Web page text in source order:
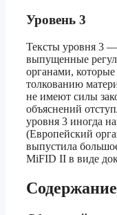
Уровень 3
Тексты уровня 3
выпущенные
органами,
толкованию
не имеют силы
объяснений
уровня 3 иногда
(Европейский
выпустила
MiFID II в виде
Содержание